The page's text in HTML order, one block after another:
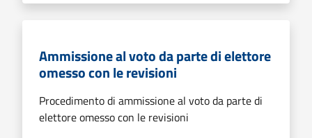
Ammissione al voto da parte di elettore
omesso con le revisioni
Procedimento di ammissione al voto da parte di
elettore omesso con le revisioni